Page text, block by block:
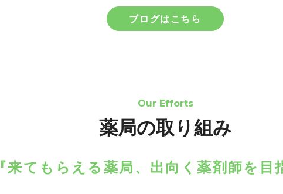
ブログはこちら
Our Efforts
薬局の取り組み
『来てもらえる薬局、出向く薬剤師を目